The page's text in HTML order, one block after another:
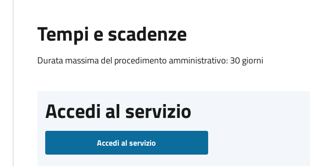
Tempi e scadenze
Durata massima del procedimento amministrativo: 30 giorni
Accedi al servizio
Accedi al servizio